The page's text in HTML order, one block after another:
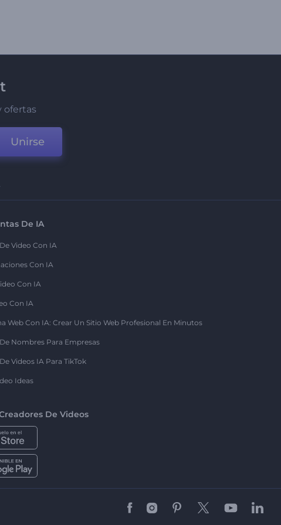
ofertas
Unirse
De IA
Video Con IA
Con IA
Con IA
Con IA
Web Con IA: Crear Un Sitio Web Profesional En Minutos
Nombres Para Empresas
Videos IA Para TikTok
Ideas
De Videos